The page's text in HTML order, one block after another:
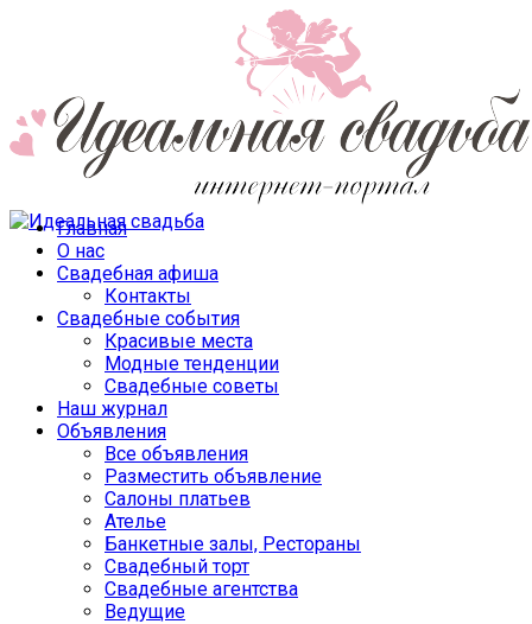
Главная
О нас
Свадебная афиша
Контакты
Свадебные события
Красивые места
Модные тенденции
Свадебные советы
Наш журнал
Объявления
Все объявления
Разместить объявление
Салоны платьев
Ателье
Банкетные залы, Рестораны
Свадебный торт
Свадебные агентства
Ведущие